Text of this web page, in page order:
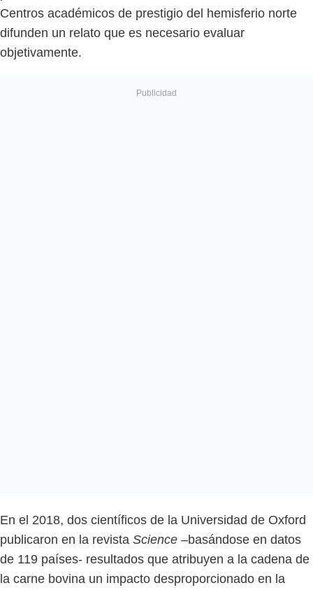
Centros académicos de prestigio del hemisferio norte
difunden un relato que es necesario evaluar
objetivamente.
En el 2018, dos científicos de la Universidad de Oxford
publicaron en la revista Science –basándose en datos
de 119 países- resultados que atribuyen a la cadena de
la carne bovina un impacto desproporcionado en la